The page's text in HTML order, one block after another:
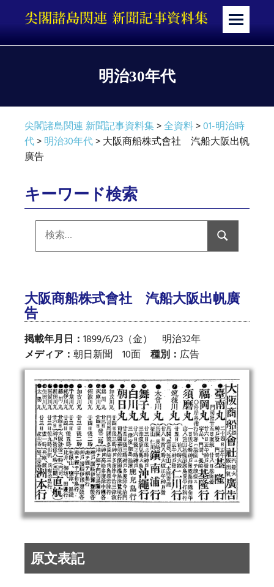
テ
メ
明治30年代
尖閣諸島関連 新聞記事資料集>全資料>01-明治時
代>明治30年代>大阪商船株式會社 汽船大阪出帆
廣告
キーワード検索
索:
検
索
大阪商船株式會社 汽船大阪出帆廣
告
掲載年月日： 1899/6/23（金） 明治32年
メディア： 朝日新聞 10面 種別： 広告
原文表記